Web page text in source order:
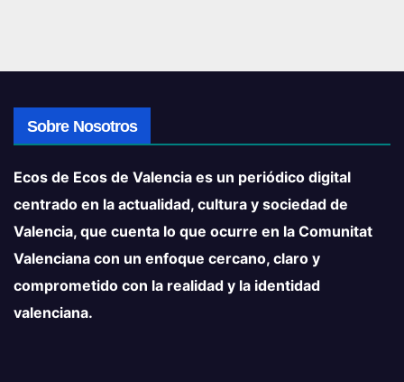
Sobre Nosotros
Ecos de Ecos de Valencia es un periódico digital
centrado en la actualidad, cultura y sociedad de
Valencia, que cuenta lo que ocurre en la Comunitat
Valenciana con un enfoque cercano, claro y
comprometido con la realidad y la identidad
valenciana.